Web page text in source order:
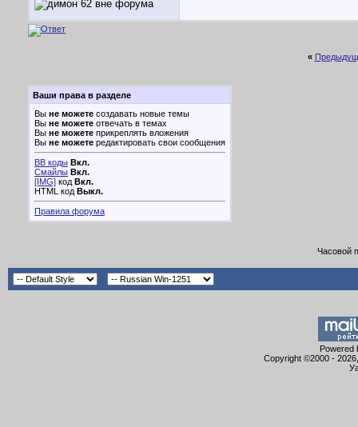
«
Ваши права в разделе
Вы не можете создавать новые темы
Вы не можете отвечать в темах
Вы не можете прикреплять вложения
Вы не можете редактировать свои сообщения
BB коды Вкл.
Смайлы Вкл.
[IMG] код Вкл.
HTML код Выкл.
Правила форума
Часовой
Powered
Copyright ©2000 -